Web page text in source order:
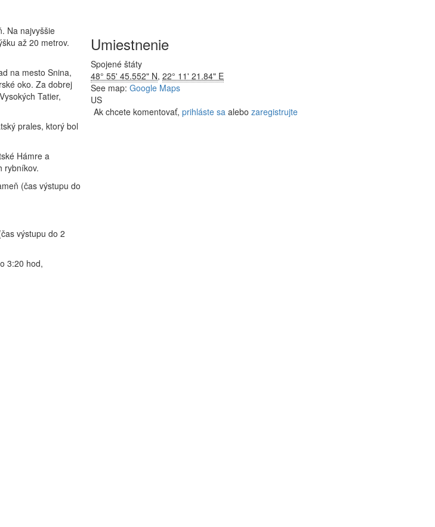
Na najvyššie
až 20 metrov.
na mesto Snina,
oko. Za dobrej
Tatier,
prales, ktorý bol
Hámre a
rybníkov.
(čas výstupu do
výstupu do 2
3:20 hod,
Umiestnenie
Spojené štáty
48° 55' 45.552" N, 22° 11' 21.84" E
See map: Google Maps
US
Ak chcete komentovať, prihláste sa alebo zaregistrujte